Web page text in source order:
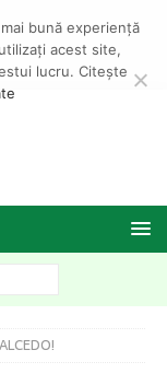
bună experiență
acest site,
lucru. Citește